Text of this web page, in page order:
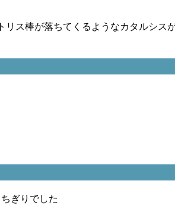
ス棒が落ちてくるようなカタルシス
ぎりでした